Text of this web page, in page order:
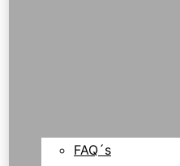
FAQ´s